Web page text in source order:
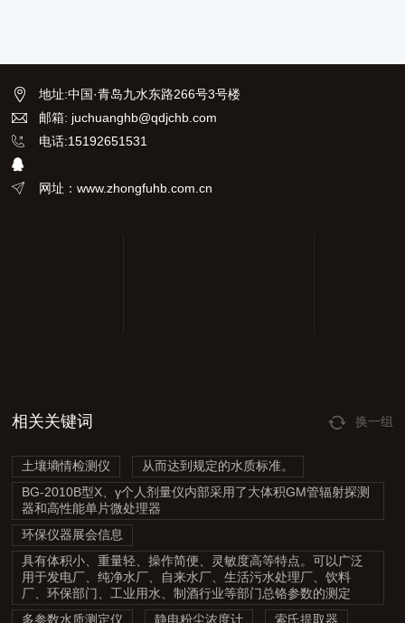
地址:中国·青岛九水东路266号3号楼
邮箱: juchuanghb@qdjchb.com
电话:15192651531
网址：www.zhongfuhb.com.cn
相关关键词 换一组
土壤墒情检测仪
从而达到规定的水质标准。
BG-2010B型X、γ个人剂量仪内部采用了大体积GM管辐射探测
器和高性能单片微处理器
环保仪器展会信息
具有体积小、重量轻、操作简便、灵敏度高等特点。可以广泛
用于发电厂、纯净水厂、自来水厂、生活污水处理厂、饮料
厂、环保部门、工业用水、制酒行业等部门总铬参数的测定
多参数水质测定仪
静电粉尘浓度计 索氏提取器